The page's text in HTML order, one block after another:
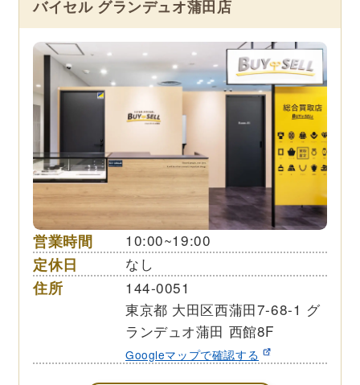
バイセル グランデュオ蒲田店
営業時間 10:00~19:00
定休日 なし
住所
144-0051
東京都 大田区西蒲田7-68-1 グ
ランデュオ蒲田 西館8F
Googleマップで確認する